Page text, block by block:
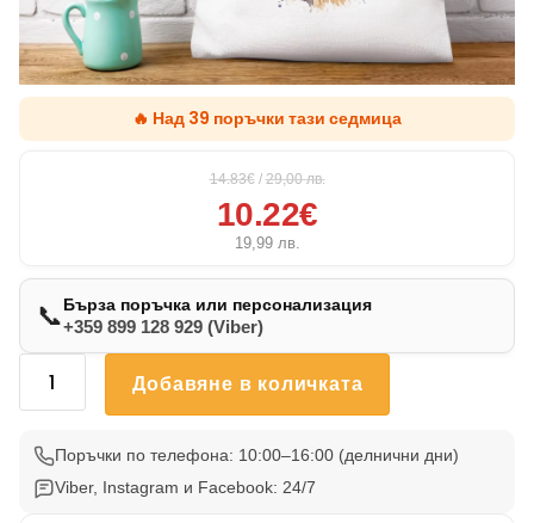
🔥 Над 39 поръчки тази седмица
14.83€ / 29,00лв.
10.22€
19,99 лв.
📞Бърза поръчка или персонализация
+359 899 128 929 (Viber)
количество
Възглавничка
Немска
Овчарка
Добавяне в количката
Поръчки по телефона: 10:00–16:00 (делнични дни)
Viber, Instagram и Facebook: 24/7